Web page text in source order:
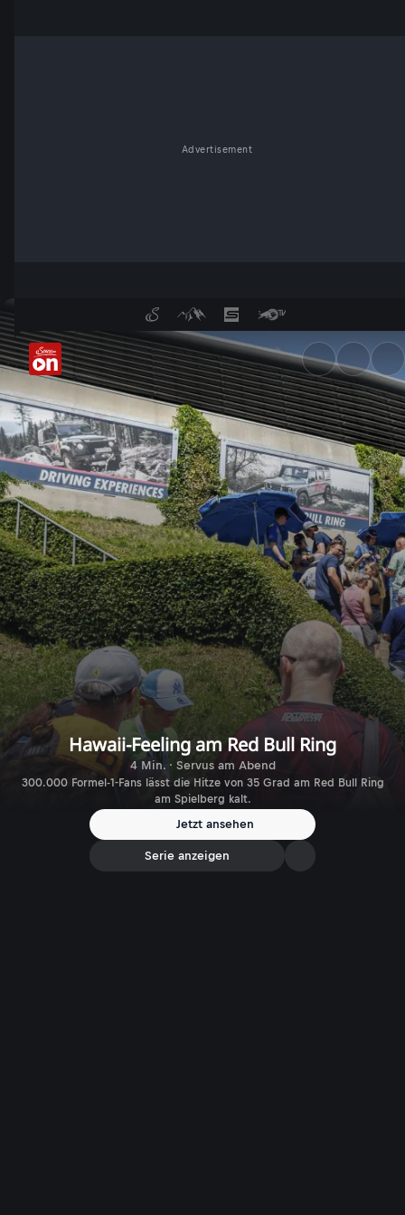
Advertisement
300.000 Fans stürmen den
Hawaii-Feeling am Red Bull Ring
4 Min. · Servus am Abend
300.000 Formel-1-Fans lässt die Hitze von 35 Grad am Red Bull Ring
am Spielberg kalt.
Jetzt ansehen
Serie anzeigen